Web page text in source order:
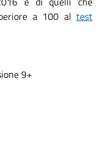
a 100 al test
9+